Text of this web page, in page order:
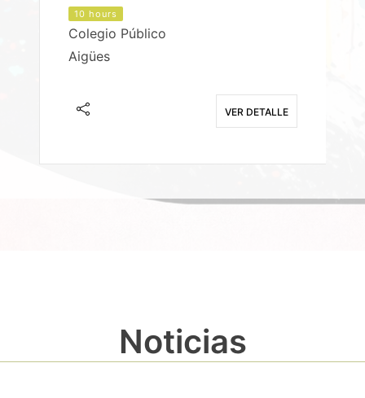
10 hours
Colegio Público
Aigües
VER DETALLE
Noticias